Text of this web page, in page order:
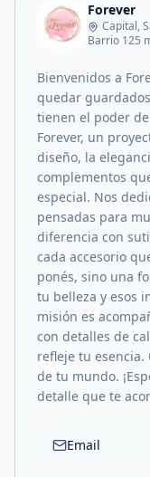
Forever
Capital,
Barrio 125
Bienvenidos a
quedar
tienen el poder
Forever, un
diseño, la
complementos
especial. Nos
pensadas para
diferencia con
cada accesorio
ponés, sino una
tu belleza y esos
misión es
con detalles de
refleje tu
de tu mundo.
detalle que te
Email